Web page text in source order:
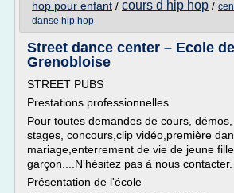
hop pour enfant / cours d hip hop /
danse hip hop
Street dance center – Ecole
Grenobloise
STREET PUBS
Prestations professionnelles
Pour toutes demandes de cours, démos,
stages, concours,clip vidéo,première
mariage,enterrement de vie de jeune
garçon....N'hésitez pas à nous contacter.
Présentation de l'école